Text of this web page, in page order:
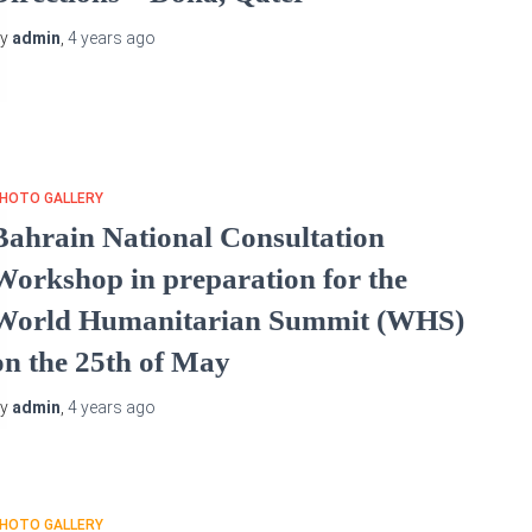
admin ,4 years ago
GALLERY
National Consultation
in preparation for the
Humanitarian Summit (WHS)
the 25th of May
admin ,4 years ago
GALLERY